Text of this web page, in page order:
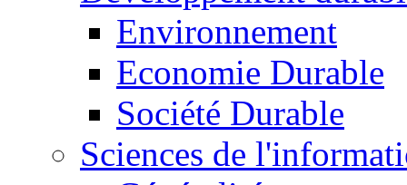
Environnement
Economie Durable
Société Durable
Sciences de